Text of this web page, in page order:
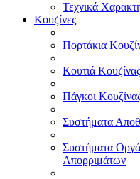
Τεχνικά
Κουζίνες
Πορτάκια
Κουτιά Κουζίνας
Πάγκοι
Συστήματα
Συστήματα
Απορριμάτων